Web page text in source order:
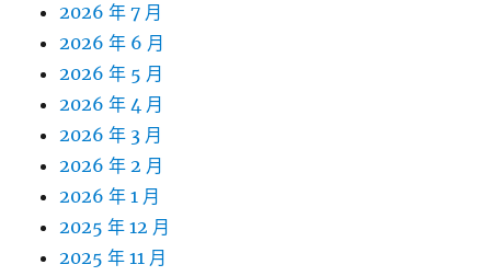
2026 年 7 月
2026 年 6 月
2026 年 5 月
2026 年 4 月
2026 年 3 月
2026 年 2 月
2026 年 1 月
2025 年 12 月
2025 年 11 月